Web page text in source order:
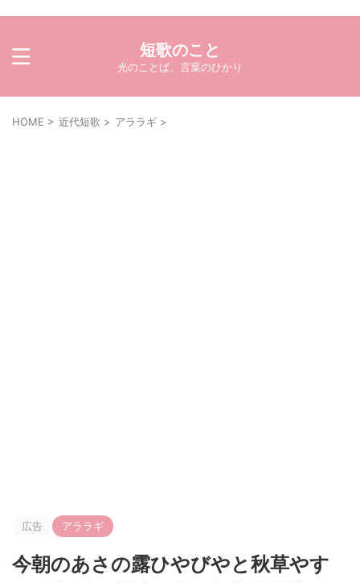
短歌のこと
光のことば、言葉のひかり
HOME > 近代短歌 > アララギ >
広告 アララギ
今朝のあさの露ひやびやと秋草やす